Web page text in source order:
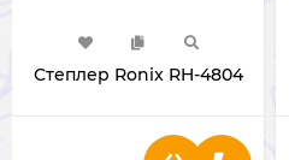
Степлер Ronix RH-4804